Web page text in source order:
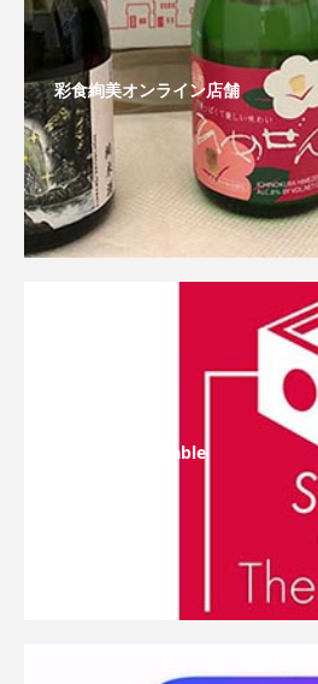
彩食絢美オンライン店舗
Sake On The Table